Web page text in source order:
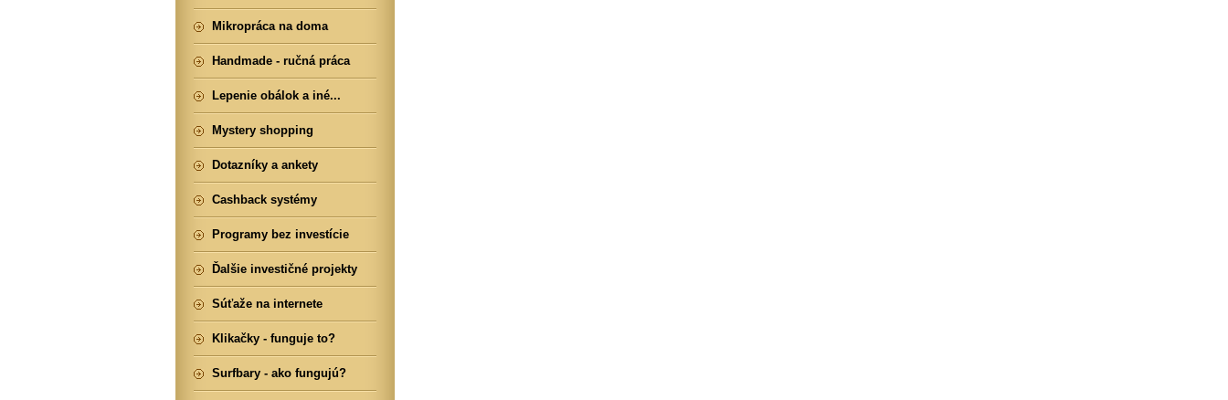
Mikropráca na doma
Handmade - ručná práca
Lepenie obálok a iné...
Mystery shopping
Dotazníky a ankety
Cashback systémy
Programy bez investície
Ďalšie investičné projekty
Súťaže na internete
Klikačky - funguje to?
Surfbary - ako fungujú?